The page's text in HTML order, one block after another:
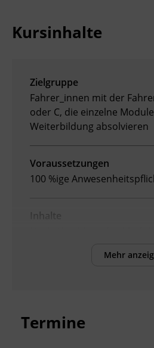
Digitales Lernen
Kursinhalte
Zielgruppe
Fahrer_innen mit der
oder C, die einzelne
Weiterbildung absolvieren
Voraussetzungen
100 %ige
Inhalte
das wirtschaftliche
Mehr
Termine